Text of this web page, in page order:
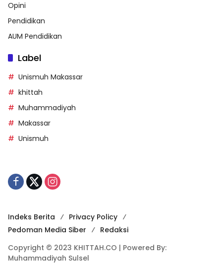
Opini
Pendidikan
AUM Pendidikan
Label
Unismuh Makassar
khittah
Muhammadiyah
Makassar
Unismuh
Indeks Berita
Privacy Policy
Pedoman Media Siber
Redaksi
Copyright © 2023 KHITTAH.CO | Powered By:
Muhammadiyah Sulsel